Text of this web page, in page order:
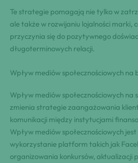
Te strategie pomagają nie tylko w
ale także w rozwijaniu lojalności marki,
przyczynia się do pozytywnego
długoterminowych relacji.
Wpływ mediów społecznościowych na
Wpływ mediów społecznościowych na
zmienia strategie zaangażowania
komunikacji między instytucjami
Wpływ mediów społecznościowych
wykorzystanie platform takich jak
organizowania konkursów, aktualizacji